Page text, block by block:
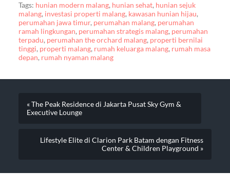
Tags: hunian modern malang, hunian sehat, hunian sejuk
malang, investasi properti malang, kawasan hunian hijau,
perumahan jawa timur, perumahan malang, perumahan
ramah lingkungan, perumahan strategis malang, perumahan
terpadu, perumahan the orchard malang, properti bernilai
tinggi, properti malang, rumah keluarga malang, rumah masa
depan, rumah nyaman malang
« The Peak Residence di Jakarta Pusat Sky Gym &
Executive Lounge
Lifestyle Elite di Clarion Park Batam dengan Fitness
Center & Children Playground »